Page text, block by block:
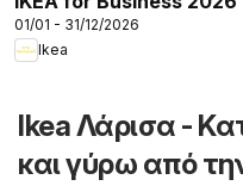
01/01 - 31/12/2026
Ikea
Ikea Λάρισα -
και γύρω από